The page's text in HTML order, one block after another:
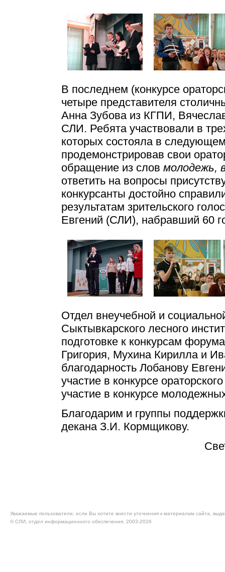
В последнем (конкурсе
четыре представителя
Анна Зубова из КГПИ,
СЛИ. Ребята участвовали в
которых состояла в
продемонстрировав свои
обращение из слов молодежь,
ответить на вопросы
конкурсанты достойно
результатам зрительского
Евгений (СЛИ), набравший 60
Отдел внеучебной и
Сыктывкарского лесного
подготовке к конкурсам
Григория, Мухина Кирилла и
благодарность Лобанову
участие в конкурсе
участие в конкурсе
Благодарим и группы
декана З.И. Кормщикову.
Уважаемые пользователи, если Вы хотите внести уточнения к материалам сайта,
© CЛИ, отдел информационного обеспечения, 2003-2026